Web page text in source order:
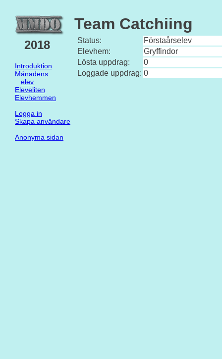
2018
Introduktion
Månadens
elev
Eleveliten
Elevhemmen
Logga in
Skapa användare
Anonyma sidan
Team Catchiing
Status:
Förstaårselev
Elevhem:
Gryffindor
Lösta uppdrag:
0
Loggade uppdrag: 0